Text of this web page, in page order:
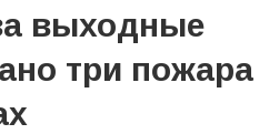
выходные
три пожара